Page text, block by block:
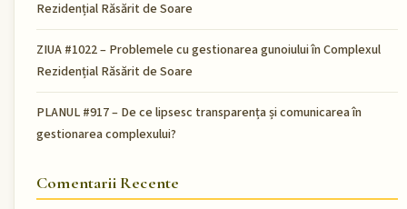
Rezidențial Răsărit de Soare
ZIUA #1022 – Problemele cu gestionarea gunoiului în Complexul
Rezidențial Răsărit de Soare
PLANUL #917 – De ce lipsesc transparența și comunicarea în
gestionarea complexului?
Comentarii Recente